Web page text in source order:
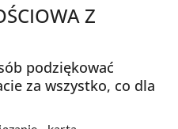
Z
podziękować
za wszystko, co dla